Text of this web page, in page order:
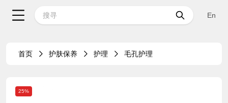
En
首页 护肤保养 护理 毛孔护理
25%